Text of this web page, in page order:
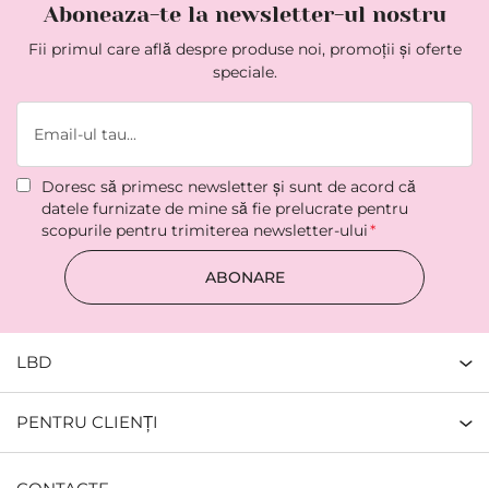
Aboneaza-te la newsletter-ul nostru
Fii primul care află despre produse noi, promoții și oferte
speciale.
Doresc să primesc newsletter şi sunt de acord că
datele furnizate de mine să fie prelucrate pentru
scopurile pentru trimiterea newsletter-ului
ABONARE
LBD
PENTRU CLIENȚI